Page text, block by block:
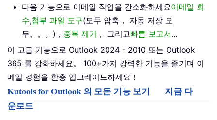
다음 기능으로 이메일 작업을 간소화하세요이메일 회
수,첨부 파일 도구(모두 압축， 자동 저장 모
두。。。)， 중복 제거 ， 그리고빠른 보고서...
이 고급 기능으로 Outlook 2024 - 2010 또는 Outlook
365 를 강화하세요。 100+가지 강력한 기능을 즐기며 이
메일 경험을 한층 업그레이드하세요！
Kutools for Outlook 의 모든 기능 보기
지금 다
운로드